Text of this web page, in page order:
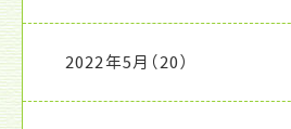
2022年5月 （20）